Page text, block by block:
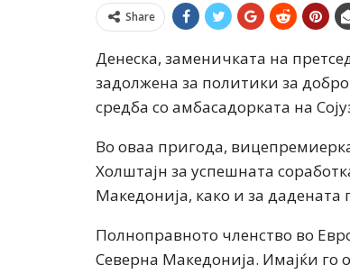
Share
Денеска, заменичката на
задолжена за политики за
средба со амбасадорката на
Во оваа пригода,
Холштајн за успешната
Македонија, како и за
Полноправното членство во
Северна Македонија. Имајќи го